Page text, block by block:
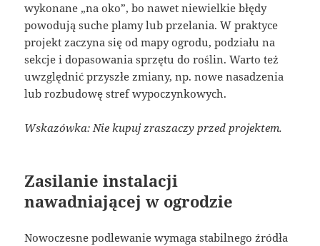
wykonane „na oko”, bo nawet niewielkie błędy
powodują suche plamy lub przelania. W praktyce
projekt zaczyna się od mapy ogrodu, podziału na
sekcje i dopasowania sprzętu do roślin. Warto też
uwzględnić przyszłe zmiany, np. nowe nasadzenia
lub rozbudowę stref wypoczynkowych.
Wskazówka: Nie kupuj zraszaczy przed projektem.
Zasilanie instalacji
nawadniającej w ogrodzie
Nowoczesne podlewanie wymaga stabilnego źródła